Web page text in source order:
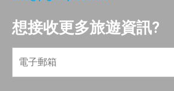
想接收更多旅遊資訊?